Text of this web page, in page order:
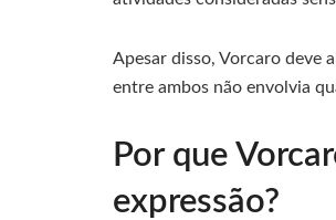
Apesar disso, Vorcaro deve
entre ambos não envolvia
Por que
expressão?